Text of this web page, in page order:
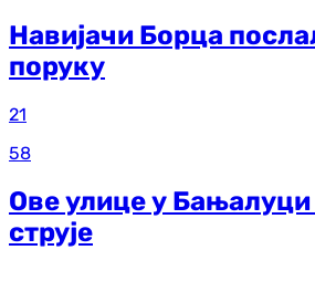
Навијачи Борца
поруку
21
58
Ове улице у Бањалуци
струје